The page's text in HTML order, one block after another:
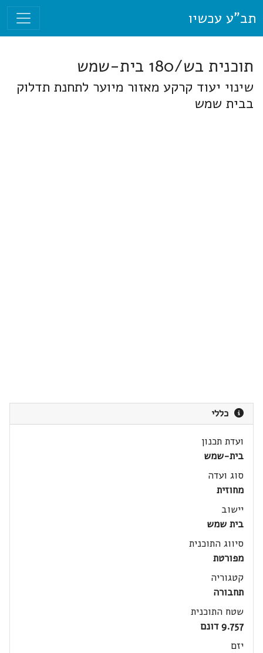
תב"ע עכשיו
תוכנית בש/180 בית-שמש
שינוי יעוד קרקע מאזור מיוער לתחנת תדלוק
בבית שמש
כללי
ועדת תכנון
בית-שמש
סוג ועדה
מחוזית
יישוב
בית שמש
סיווג התוכנית
מפורטת
קטגוריה
תחבורה
שטח התוכנית
9.757 דונם
יזם